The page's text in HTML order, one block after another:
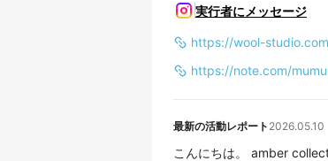
実行者にメッセージ
https://wool-
https://note.com/
最新の活動レポート 2026.05.10
こんにちは。 amber collection by